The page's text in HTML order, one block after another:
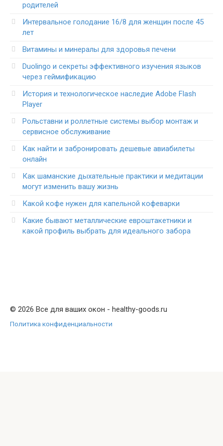
родителей
Интервальное голодание 16/8 для женщин после 45
лет
Витамины и минералы для здоровья печени
Duolingo и секреты эффективного изучения языков
через геймификацию
История и технологическое наследие Adobe Flash
Player
Рольставни и роллетные системы выбор монтаж и
сервисное обслуживание
Как найти и забронировать дешевые авиабилеты
онлайн
Как шаманские дыхательные практики и медитации
могут изменить вашу жизнь
Какой кофе нужен для капельной кофеварки
Какие бывают металлические евроштакетники и
какой профиль выбрать для идеального забора
© 2026 Все для ваших окон - healthy-goods.ru
Политика конфиденциальности